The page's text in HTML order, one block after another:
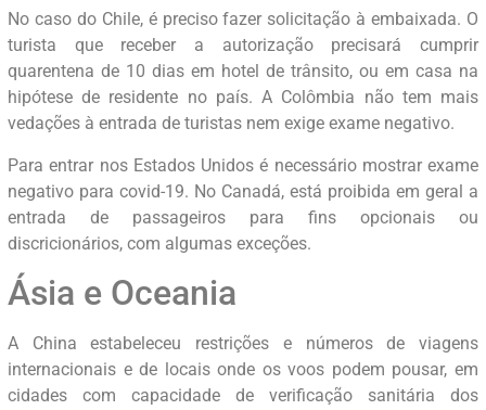
No caso do Chile, é preciso fazer solicitação à embaixada. O
turista que receber a autorização precisará cumprir
quarentena de 10 dias em hotel de trânsito, ou em casa na
hipótese de residente no país. A Colômbia não tem mais
vedações à entrada de turistas nem exige exame negativo.
Para entrar nos Estados Unidos é necessário mostrar exame
negativo para covid-19. No Canadá, está proibida em geral a
entrada de passageiros para fins opcionais ou
discricionários, com algumas exceções.
Ásia e Oceania
A China estabeleceu restrições e números de viagens
internacionais e de locais onde os voos podem pousar, em
cidades com capacidade de verificação sanitária dos